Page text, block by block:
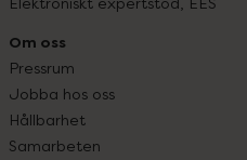
Om oss
Pressrum
Jobba hos oss
Hållbarhet
Samarbeten